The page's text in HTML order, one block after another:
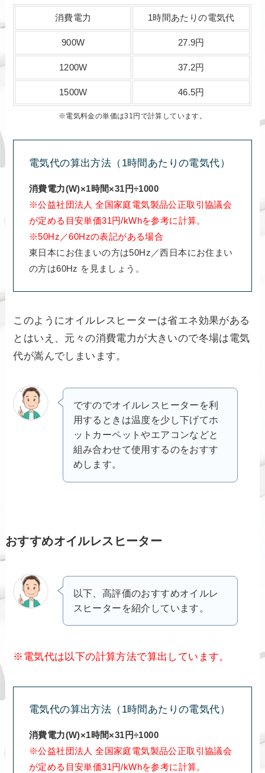
消費電力 1時間あたりの電気代
900W 27.9円
1200W 37.2円
1500W 46.5円
※電気料金の単価は31円で計算しています。
電気代の算出方法（1時間あたりの電気代）
消費電力(W)×1時間×31円÷1000
※公益社団法人 全国家庭電気製品公正取引協議会
が定める目安単価31円/kWhを参考に計算。
※50Hz／60Hzの表記がある場合
東日本にお住まいの方は50Hz／西日本にお住まい
の方は60Hz を見ましょう。
このようにオイルレスヒーターは省エネ効果がある
とはいえ、元々の消費電力が大きいので冬場は電気
代が嵩んでしまいます。
ですのでオイルレスヒーターを利
用するときは温度を少し下げてホ
ットカーペットやエアコンなどと
組み合わせて使用するのをおすす
めします。
おすすめオイルレスヒーター
以下、高評価のおすすめオイルレ
スヒーターを紹介しています。
※電気代は以下の計算方法で算出しています。
電気代の算出方法（1時間あたりの電気代）
消費電力(W)×1時間×31円÷1000
※公益社団法人 全国家庭電気製品公正取引協議会
が定める目安単価31円/kWhを参考に計算。